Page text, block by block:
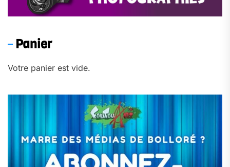
Panier
Votre panier est vide.